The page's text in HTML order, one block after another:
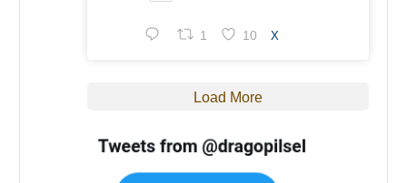
1 10 X
Load More